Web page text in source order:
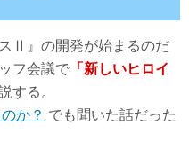
Ⅱ』の開発が始まるのだ
フ会議で 「新しいヒロイ
する。
か？ でも聞いた話だった